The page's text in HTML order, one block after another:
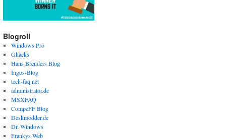
Blogroll
Windows Pro
Ghacks
Hans Brenders Blog
Ingos-Blog
tech-faq.net
administrator.de
MSXFAQ
CompeFF Blog
Deskmodder.de
Dr. Windows
Frankys Web